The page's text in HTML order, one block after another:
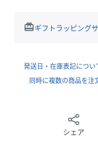
素材 -
品番
redeemギフトラッピング
発送日・在庫表記につい
同時に複数の商品を注
シェア